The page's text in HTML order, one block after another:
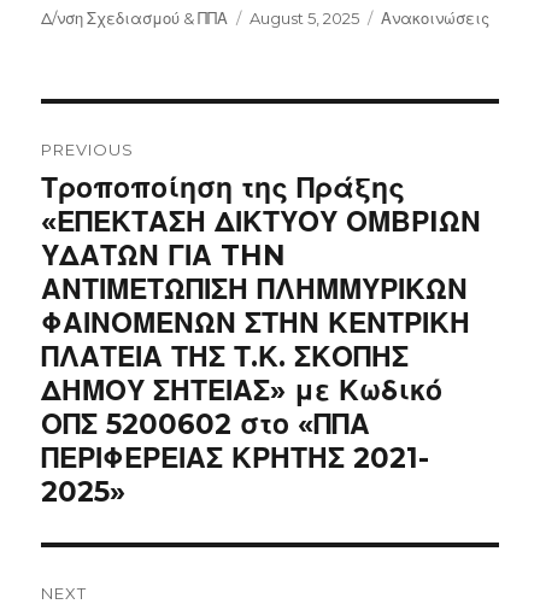
Author
Δ/νση Σχεδιασμού & ΠΠΑ
Posted
August 5, 2025 Categories
Ανακοινώσεις
navigation
PREVIOUS
Previous
post:
Τροποποίηση της Πράξης
«ΕΠΕΚΤΑΣΗ ΔΙΚΤΥΟΥ ΟΜΒΡIΩΝ
ΥΔΑΤΩΝ ΓΙΑ THN
ΑΝΤΙΜΕΤΩΠΙΣΗ ΠΛΗΜΜΥΡΙΚΩΝ
ΦΑΙΝΟΜΕΝΩΝ ΣΤΗΝ ΚΕΝΤΡΙΚΗ
ΠΛΑΤΕΙΑ ΤΗΣ Τ.Κ. ΣΚΟΠΗΣ
ΔΗΜΟΥ ΣΗΤΕΙΑΣ» με Κωδικό
ΟΠΣ 5200602 στο «ΠΠΑ
ΠΕΡΙΦΕΡΕΙΑΣ ΚΡΗΤΗΣ 2021-
2025»
NEXT